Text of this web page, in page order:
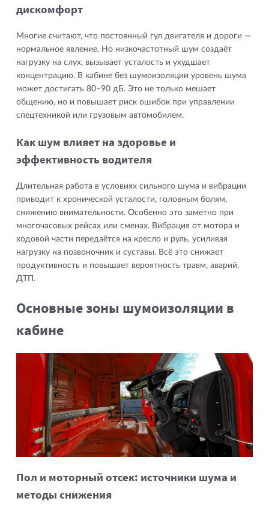
дискомфорт
Многие считают, что постоянный гул двигателя и дороги —
нормальное явление. Но низкочастотный шум создаёт
нагрузку на слух, вызывает усталость и ухудшает
концентрацию. В кабине без шумоизоляции уровень шума
может достигать 80–90 дБ. Это не только мешает
общению, но и повышает риск ошибок при управлении
спецтехникой или грузовым автомобилем.
Как шум влияет на здоровье и
эффективность водителя
Длительная работа в условиях сильного шума и вибрации
приводит к хронической усталости, головным болям,
снижению внимательности. Особенно это заметно при
многочасовых рейсах или сменах. Вибрация от мотора и
ходовой части передаётся на кресло и руль, усиливая
нагрузку на позвоночник и суставы. Всё это снижает
продуктивность и повышает вероятность травм, аварий,
ДТП.
Основные зоны шумоизоляции в
кабине
Пол и моторный отсек: источники шума и
методы снижения